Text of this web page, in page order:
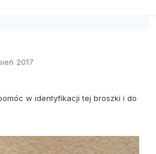
2017
w identyfikacji tej broszki i do